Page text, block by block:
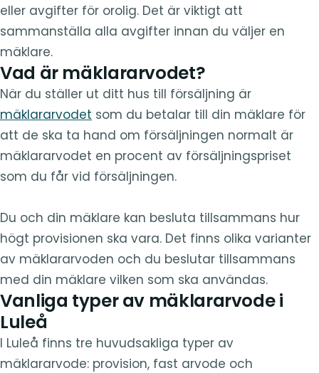
eller avgifter för orolig. Det är viktigt att
sammanställa alla avgifter innan du väljer en
mäklare.
Vad är mäklararvodet?
När du ställer ut ditt hus till försäljning är
mäklararvodet som du betalar till din mäklare för
att de ska ta hand om försäljningen normalt är
mäklararvodet en procent av försäljningspriset
som du får vid försäljningen.
Du och din mäklare kan besluta tillsammans hur
högt provisionen ska vara. Det finns olika varianter
av mäklararvoden och du beslutar tillsammans
med din mäklare vilken som ska användas.
Vanliga typer av mäklararvode i
Luleå
I Luleå finns tre huvudsakliga typer av
mäklararvode: provision, fast arvode och